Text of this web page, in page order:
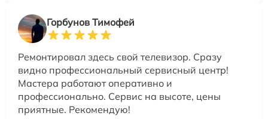
Горбунов Тимофей
Ремонтировал здесь свой телевизор. Сразу
видно профессиональный сервисный центр!
Мастера работают оперативно и
профессионально. Сервис на высоте, цены
приятные. Рекомендую!